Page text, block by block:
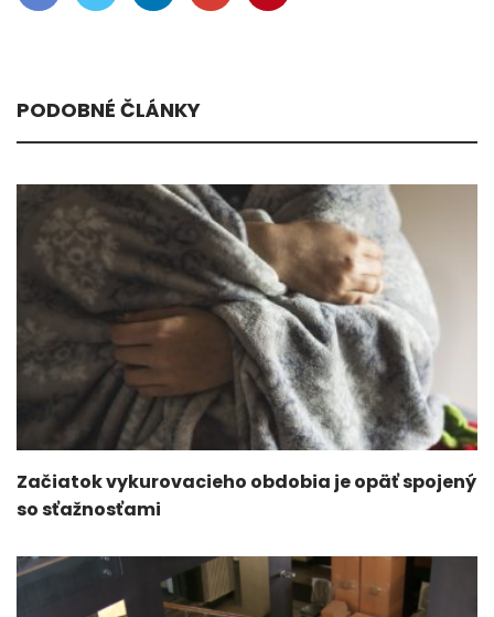
PODOBNÉ ČLÁNKY
Začiatok vykurovacieho obdobia je opäť spojený
so sťažnosťami